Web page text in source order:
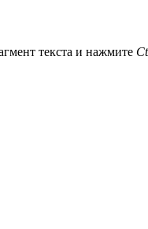
текста и нажмите